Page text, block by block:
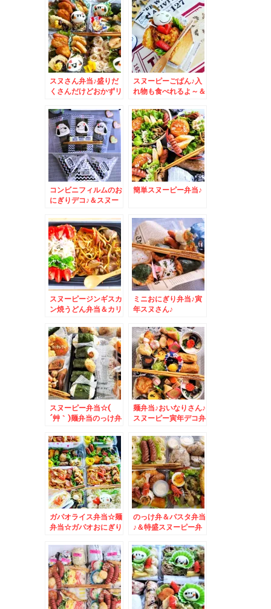
スヌさん弁当♪盛りだ
くさんだけどおかずリ
＾＾♪
スヌーピーごぱん♪入
れ物も食べれるよ～＆
産は定番これ～♪(*´艸
`*)
コンビニフィルムのお
にぎりデコ♪＆スヌー
簡単スヌーピー弁当♪
スヌーピージンギスカ
ン焼うどん弁当＆カリ
「Calrose」カルロー
ズ米♪
ミニおにぎり弁当♪寅
年スヌさん♪
スヌーピー弁当☆(
´艸｀)麺弁当のっけ弁
麺弁当♪おいなりさん♪
スヌーピー寅年デコ弁
ガパオライス弁当☆麺
弁当☆ガパオおにぎり
のっけ弁＆パスタ弁当
♪＆特盛スヌーピー弁